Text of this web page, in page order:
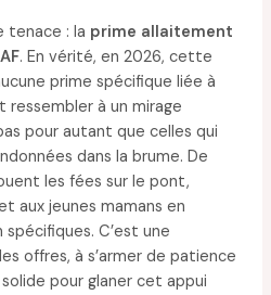
tenace : la prime allaitement
. En vérité, en 2026, cette
prime spécifique liée à
ressembler à un mirage
pour autant que celles qui
dans la brume. De
les fées sur le pont,
aux jeunes mamans en
C’est une
offres, à s’armer de patience
pour glaner cet appui